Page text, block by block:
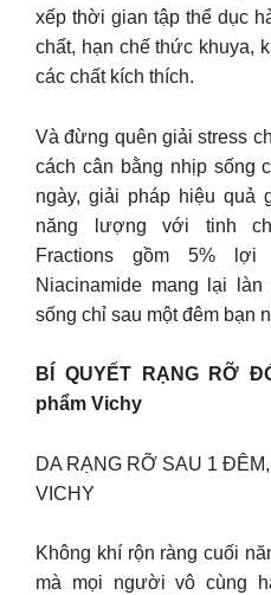
xếp thời gian tập thể dục
chất, hạn chế thức khuya,
các chất kích thích.
Và đừng quên giải stress
cách cân bằng nhịp sống
ngày, giải pháp hiệu quả
năng lượng với tinh
Fractions gồm 5%
Niacinamide mang lại
sống chỉ sau một đêm bạn
BÍ QUYẾT RẠNG RỠ
phẩm Vichy
DA RẠNG RỠ SAU 1
VICHY
Không khí rộn ràng cuối
mà mọi người vô cùng